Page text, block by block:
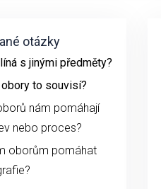
otázky
s jinými předměty?
to souvisí?
nám pomáhají
nebo proces?
oborům pomáhat